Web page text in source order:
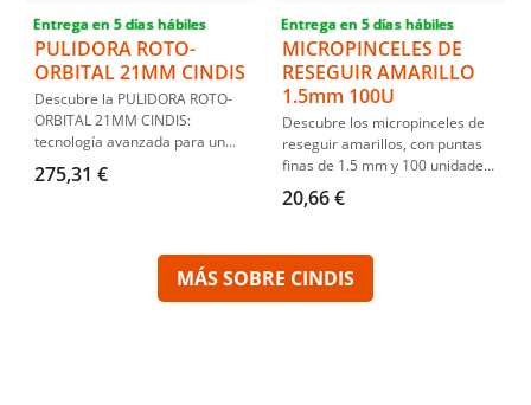
Entrega en 5 días hábiles
PULIDORA ROTO-
ORBITAL 21MM CINDIS
Descubre la PULIDORA ROTO-
ORBITAL 21MM CINDIS:
tecnología avanzada para un
pulido perfecto. Con su órbita de
21mm, reduce hologramas y
incluye plato y bolsa de
transporte para máxima
275,31 €
Entrega en 5 días hábiles
MICROPINCELES DE
RESEGUIR AMARILLO
1.5mm 100U
Descubre los micropinceles de
reseguir amarillos, con puntas
finas de 1.5 mm y 100 unidades
por paquete. Ideales para
retoques precisos en pintura,
perfectos para talleres de
automoción y hobbies,
facilitando la reparación y
20,66 €
MÁS SOBRE CINDIS